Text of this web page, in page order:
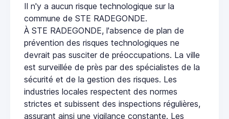
Il n'y a aucun risque technologique sur la
commune de STE RADEGONDE.
À STE RADEGONDE, l'absence de plan de
prévention des risques technologiques ne
devrait pas susciter de préoccupations. La ville
est surveillée de près par des spécialistes de la
sécurité et de la gestion des risques. Les
industries locales respectent des normes
strictes et subissent des inspections régulières,
assurant ainsi une vigilance constante. Les